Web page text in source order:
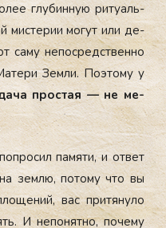
глу­бин­ную ри­ту­аль­
мис­те­рии мо­гут или де­
са­му не­пос­редс­твен­но
Зем­ли. По­это­му у
прос­тая — не ме­
па­мяти, и от­вет
зем­лю, по­тому что вы
вас при­тяну­ло
И не­понят­но, по­чему